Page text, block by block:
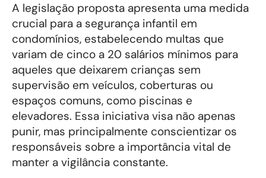
A legislação proposta apresenta uma medida
crucial para a segurança infantil em
condomínios, estabelecendo multas que
variam de cinco a 20 salários mínimos para
aqueles que deixarem crianças sem
supervisão em veículos, coberturas ou
espaços comuns, como piscinas e
elevadores. Essa iniciativa visa não apenas
punir, mas principalmente conscientizar os
responsáveis sobre a importância vital de
manter a vigilância constante.